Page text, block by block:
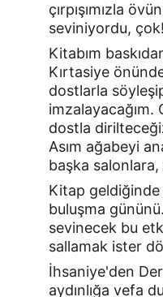
çırpışımızla
seviniyordu,
Kitabım
Kırtasiye
dostlarla
imzalayacağım.
dostla
Asım ağabeyi
başka
Kitap geldiğinde
buluşma
sevinecek bu
sallamak ister
İhsaniye'den
aydınlığa vefa